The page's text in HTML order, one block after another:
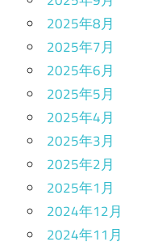
2025年8月
2025年7月
2025年6月
2025年5月
2025年4月
2025年3月
2025年2月
2025年1月
2024年12月
2024年11月